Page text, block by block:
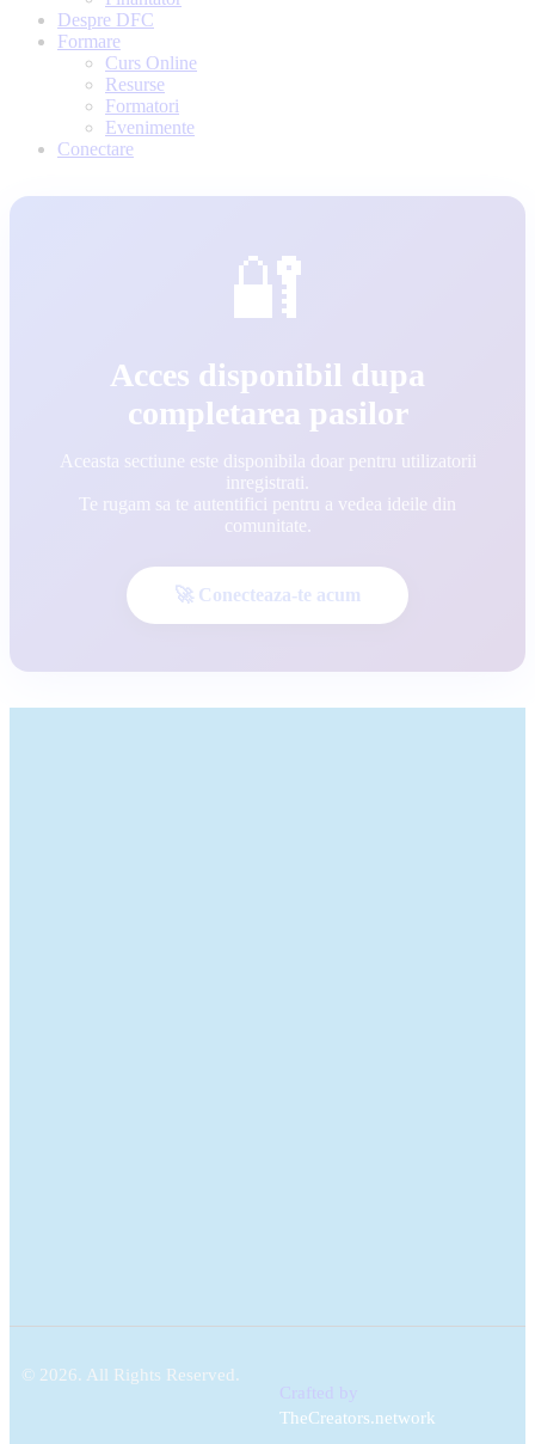
Despre DFC
Formare
Curs Online
Resurse
Formatori
Evenimente
Conectare
🔐
Acces disponibil dupa
completarea pasilor
Aceasta sectiune este disponibila doar pentru utilizatorii
inregistrati.
Te rugam sa te autentifici pentru a vedea ideile din
comunitate.
🚀 Conecteaza-te acum
© 2026. All Rights Reserved.
Crafted by
TheCreators.network